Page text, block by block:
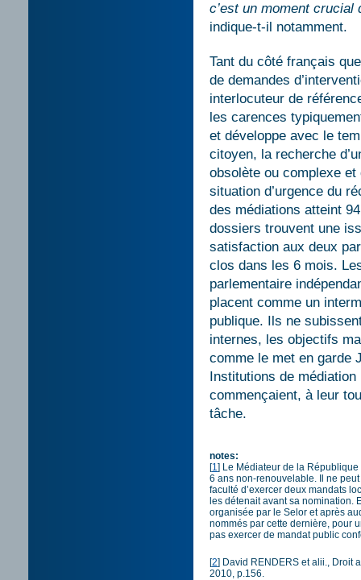
c’est un moment crucial
indique-t-il notamment.
Tant du côté français
de demandes
interlocuteur de
les carences
et développe avec le
citoyen, la recherche
obsolète ou complexe
situation d’urgence du
des médiations atteint
dossiers trouvent une
satisfaction aux deux
clos dans les 6 mois.
parlementaire
placent comme un
publique. Ils ne
internes, les objectifs
comme le met en garde
Institutions de
commençaient, à leur
tâche.
notes:
[1] Le Médiateur de la
6 ans non-renouvelable. Il ne
faculté d’exercer deux mandats
les détenait avant sa nomination.
organisée par le Selor et après
nommés par cette dernière, pour
pas exercer de mandat public
[2] David RENDERS et alii., Droit
2010, p.156.